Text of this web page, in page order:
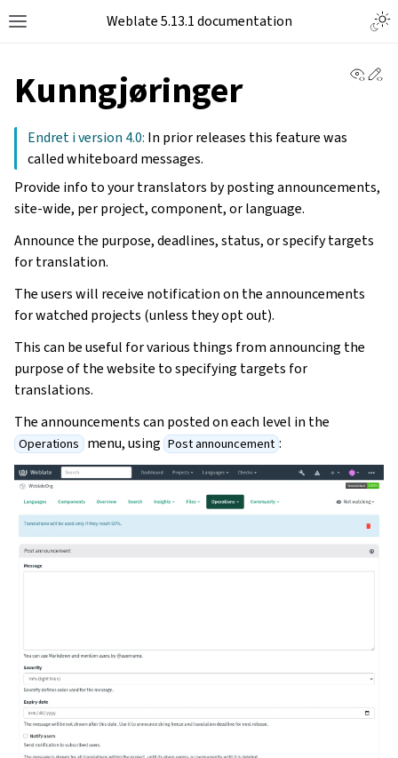
Toggle site navigation sidebar
Weblate 5.13.1 documentation
Kunngjøringer
Endret i version 4.0: In prior releases this feature was
called whiteboard messages.
Provide info to your translators by posting announcements,
site-wide, per project, component, or language.
Announce the purpose, deadlines, status, or specify targets
for translation.
The users will receive notification on the announcements
for watched projects (unless they opt out).
This can be useful for various things from announcing the
purpose of the website to specifying targets for
translations.
The announcements can posted on each level in the
Operations menu, using Post announcement :